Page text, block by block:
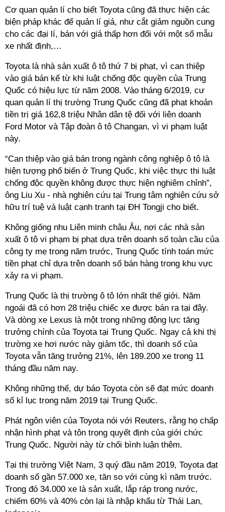
Cơ quan quản lí cho biết Toyotacũng đã thực hiện các
biện pháp khác để quản lí giá, như cắt giảm nguồn cung
cho các đại lí, bán với giá thấp hơn đối với một số mẫu
xe nhất định,…
Toyotalà nhà sản xuất ô tô thứ 7 bị phạt, vì can thiệp
vào giá bán kể từ khi luật chống độc quyền của Trung
Quốc có hiệu lực từ năm 2008. Vào tháng 6/2019, cư
quan quản lí thị trường Trung Quốc cũng đã phạt khoản
tiền trị giá 162,8 triệu Nhân dân tệ đối với liên doanh
Ford Motor và Tập đoàn ô tô Changan, vì vi phạm luật
này.
“Can thiệp vào giá bán trong ngành công nghiệp ô tô là
hiện tượng phổ biến ở Trung Quốc, khi việc thực thi luật
chống độc quyền không được thực hiện nghiêm chỉnh”,
ông Liu Xu - nhà nghiên cứu tại Trung tâm nghiên cứu sở
hữu trí tuệ và luật cạnh tranh tại ĐH Tongji cho biết.
Không giống nhu Liên minh châu Âu, nơi các nhà sản
xuất ô tô vi phạm bị phạt dựa trên doanh số toàn cầu của
công ty mẹ trong năm trước, Trung Quốc tính toán mức
tiền phạt chỉ dựa trên doanh số bán hàng trong khu vực
xảy ra vi phạm.
Trung Quốc là thị trường ô tô lớn nhất thế giới. Năm
ngoái đã có hơn 28 triệu chiếc xe được bán ra tại đây.
Và dòng xe Lexus là một trong những động lực tăng
trưởng chính của Toyotatại Trung Quốc. Ngay cả khi thị
trường xe hơi nước này giảm tốc, thì doanh số của
Toyotavẫn tăng trưởng 21%, lên 189.200 xe trong 11
tháng đầu năm nay.
Không những thế, dự báo Toyotacòn sẽ đạt mức doanh
số kỉ lục trong năm 2019 tại Trung Quốc.
Phát ngôn viên của Toyotanói với Reuters, rằng họ chấp
nhận hình phạt và tôn trọng quyết định của giới chức
Trung Quốc. Người này từ chối bình luận thêm.
Tại thị trường Việt Nam, 3 quý đầu năm 2019, Toyotađạt
doanh số gần 57.000 xe, tăn so với cùng kì năm trước.
Trong đó 34.000 xe là sản xuất, lắp ráp trong nước,
chiếm 60% và 40% còn lại là nhập khẩu từ Thái Lan,